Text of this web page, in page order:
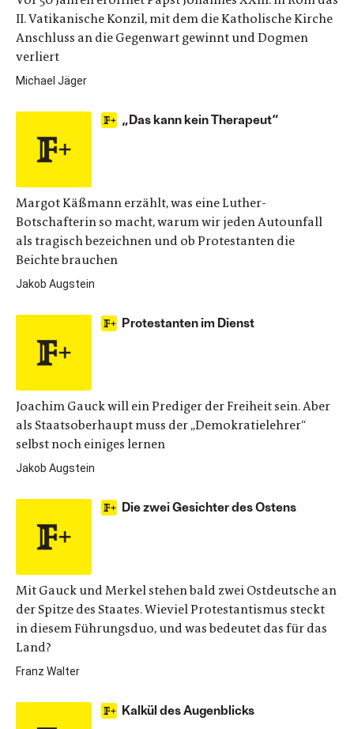
II. Vatikanische Konzil, mit dem die Katholische Kirche
Anschluss an die Gegenwart gewinnt und Dogmen
verliert
Michael Jäger
„Das kann kein Therapeut“
Margot Käßmann erzählt, was eine Luther-
Botschafterin so macht, warum wir jeden Autounfall
als tragisch bezeichnen und ob Protestanten die
Beichte brauchen
Jakob Augstein
Protestanten im Dienst
Joachim Gauck will ein Prediger der Freiheit sein. Aber
als Staatsoberhaupt muss der „Demokratielehrer“
selbst noch einiges lernen
Jakob Augstein
Die zwei Gesichter des Ostens
Mit Gauck und Merkel stehen bald zwei Ostdeutsche an
der Spitze des Staates. Wieviel Protestantismus steckt
in diesem Führungsduo, und was bedeutet das für das
Land?
Franz Walter
Kalkül des Augenblicks